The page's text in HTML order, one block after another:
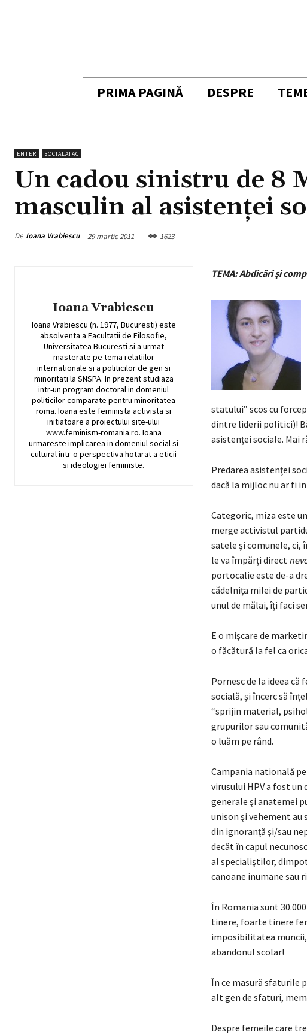
PRIMA PAGINĂ DESPRE
ENTER SOCIALATAC
Un cadou sinistru de 8
masculin al asistenţei
De Ioana Vrabiescu 29 martie 2011 1623
Ioana Vrabiescu
Ioana Vrabiescu (n. 1977, Bucuresti) este
absolventa a Facultatii de Filosofie,
Universitatea Bucuresti si a urmat
masterate pe tema relatiilor
internationale si a politicilor de gen si
minoritati la SNSPA. In prezent studiaza
intr-un program doctoral in domeniul
politicilor comparate pentru minoritatea
roma. Ioana este feminista activista si
initiatoare a proiectului site-ului
www.feminism-romania.ro. Ioana
urmareste implicarea in domeniul social si
cultural intr-o perspectiva hotarat a eticii
si ideologiei feministe.
TEMA: Abdicări şi
statului” scos cu
dintre liderii politici)!
asistenţei sociale. Mai
Predarea asistenţei
dacă la mijloc nu ar fi
Categoric, miza este
merge activistul
satele şi comunele, ci,
le va împărţi direct
portocalie este de-a
cădelniţa milei de
unul de mălai, îţi faci
E o mişcare de
o făcătură la fel ca
Pornesc de la ideea
socială, şi încerc să
“sprijin material,
grupurilor sau
o luăm pe rând.
Campania natională
virusului HPV a fost
generale şi anatemei
unison şi vehement
din ignoranţă şi/sau
decât în capul
al specialiştilor,
canoane inumane sau
În Romania sunt
tinere, foarte tinere
imposibilitatea
abandonul scolar!
În ce masură sfaturile
alt gen de sfaturi,
Despre femeile care